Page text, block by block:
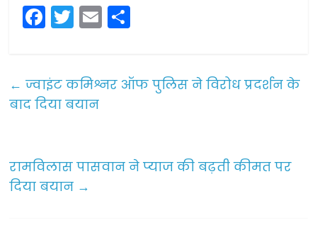
F
a
e
b
k
T
w
er
E
m
l e
← ज्वाइंट कमिश्नर ऑफ पुलिस ने विरोध प्रदर्शन के
बाद दिया बयान
रामविलास पासवान ने प्याज की बढ़ती कीमत पर
दिया बयान →